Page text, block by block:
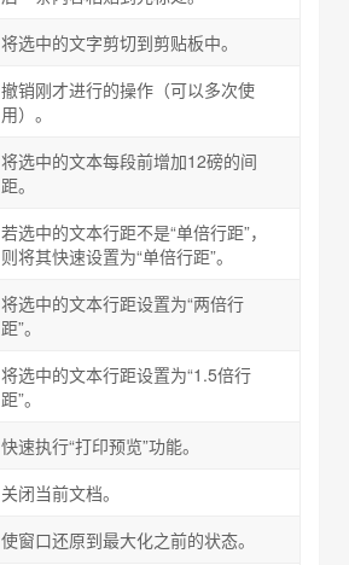
将选中的文字剪切到剪贴板中。
撤销刚才进行的操作（可以多次使
用）。
将选中的文本每段前增加12磅的间
距。
若选中的文本行距不是“单倍行距”，
则将其快速设置为“单倍行距”。
将选中的文本行距设置为“两倍行
距”。
将选中的文本行距设置为“1.5倍行
距”。
快速执行“打印预览”功能。
关闭当前文档。
使窗口还原到最大化之前的状态。